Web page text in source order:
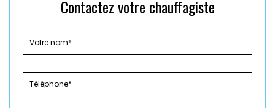
Contactez votre chauffagiste